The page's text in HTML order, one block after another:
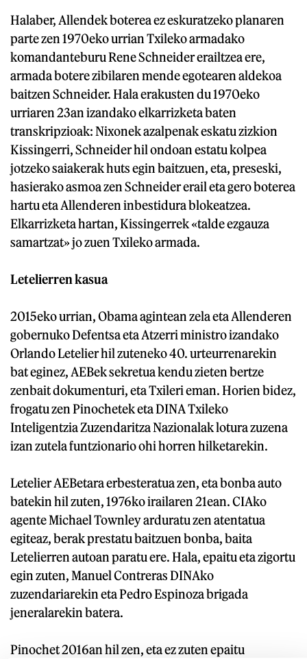
Halaber, Allendek boterea ez eskuratzeko planaren
parte zen 1970eko urrian Txileko armadako
komandanteburu Rene Schneider erailtzea ere,
armada botere zibilaren mende egotearen aldekoa
baitzen Schneider. Hala erakusten du 1970eko
urriaren 23an izandako elkarrizketa baten
transkripzioak: Nixonek azalpenak eskatu zizkion
Kissingerri, Schneider hil ondoan estatu kolpea
jotzeko saiakerak huts egin baitzuen, eta, preseski,
hasierako asmoa zen Schneider erail eta gero boterea
hartu eta Allenderen inbestidura blokeatzea.
Elkarrizketa hartan, Kissingerrek «talde ezgauza
samartzat» jo zuen Txileko armada.
Letelierren kasua
2015eko urrian, Obama agintean zela eta Allenderen
gobernuko Defentsa eta Atzerri ministro izandako
Orlando Letelier hil zuteneko 40. urteurrenarekin
bat eginez, AEBek sekretua kendu zieten bertze
zenbait dokumenturi, eta Txileri eman. Horien bidez,
frogatu zen Pinochetek eta DINA Txileko
Inteligentzia Zuzendaritza Nazionalak lotura zuzena
izan zutela funtzionario ohi horren hilketarekin.
Letelier AEBetara erbesteratua zen, eta bonba auto
batekin hil zuten, 1976ko irailaren 21ean. CIAko
agente Michael Townley arduratu zen atentatua
egiteaz, berak prestatu baitzuen bonba, baita
Letelierren autoan paratu ere. Hala, epaitu eta zigortu
egin zuten, Manuel Contreras DINAko
zuzendariarekin eta Pedro Espinoza brigada
jeneralarekin batera.
Pinochet 2016an hil zen, eta ez zuten epaitu